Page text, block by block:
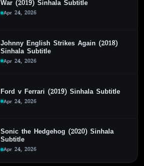
War (2019) Sinhala Subtitle
Apr 24, 2026
Johnny English Strikes Again (2018)
Sinhala Subtitle
Apr 24, 2026
Ford v Ferrari (2019) Sinhala Subtitle
Apr 24, 2026
Sonic the Hedgehog (2020) Sinhala
Subtitle
Apr 24, 2026